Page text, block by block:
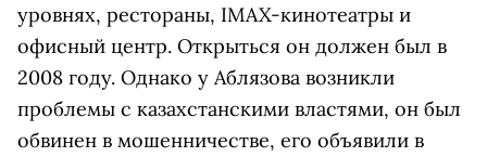
уровнях, рестораны, IMAX-кинотеатры и
офисный центр. Открыться он должен был в
2008 году. Однако у Аблязова возникли
проблемы с казахстанскими властями, он был
обвинен в мошенничестве, его объявили в